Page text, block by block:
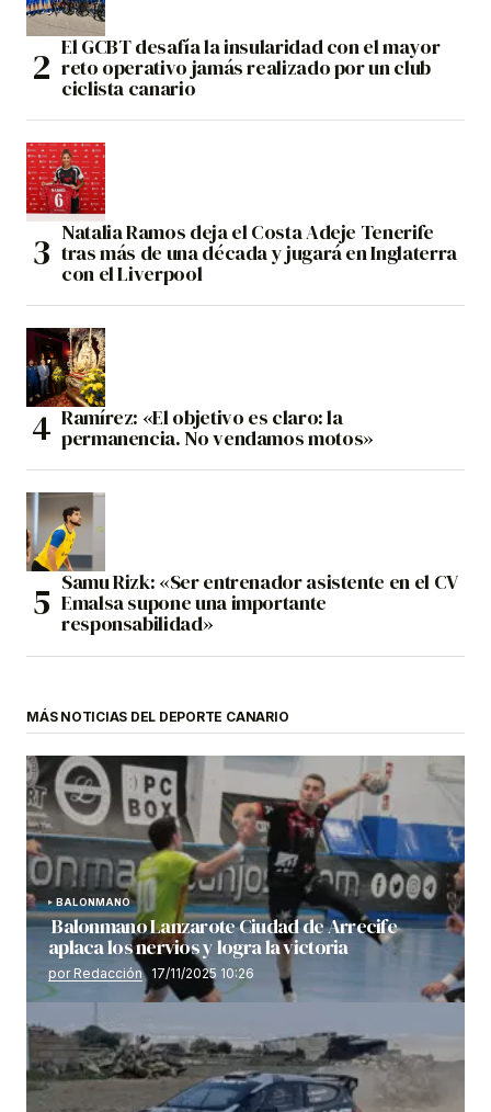
El GCBT desafía la insularidad con el mayor
reto operativo jamás realizado por un club
ciclista canario
Natalia Ramos deja el Costa Adeje Tenerife
tras más de una década y jugará en Inglaterra
con el Liverpool
Ramírez: «El objetivo es claro: la
permanencia. No vendamos motos»
Samu Rizk: «Ser entrenador asistente en el CV
Emalsa supone una importante
responsabilidad»
MÁS NOTICIAS DEL DEPORTE CANARIO
BALONMANO
Balonmano Lanzarote Ciudad de Arrecife
aplaca los nervios y logra la victoria
por Redacción 17/11/2025 10:26